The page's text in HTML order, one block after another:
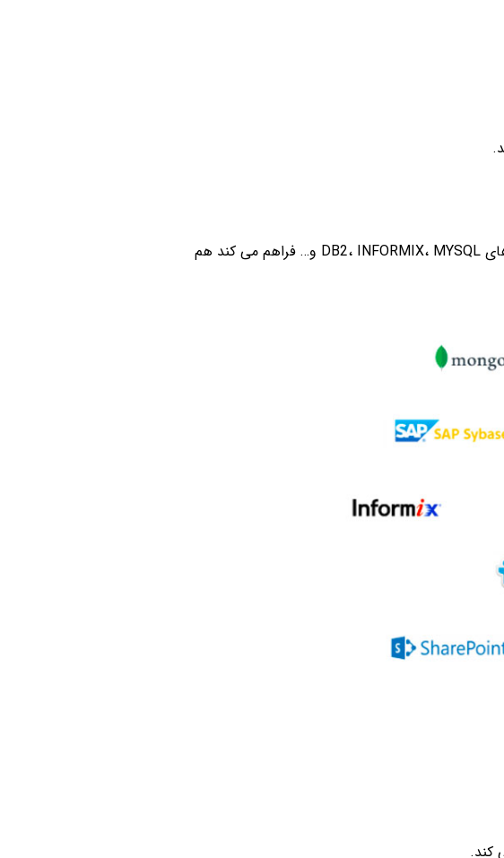
پایگاه داده ها و برنامه های کاربردی داده ی محافظت شده ای را برای پایگاه داده های DB2، INFORMIX، MYSQL و… فراهم می کند هم